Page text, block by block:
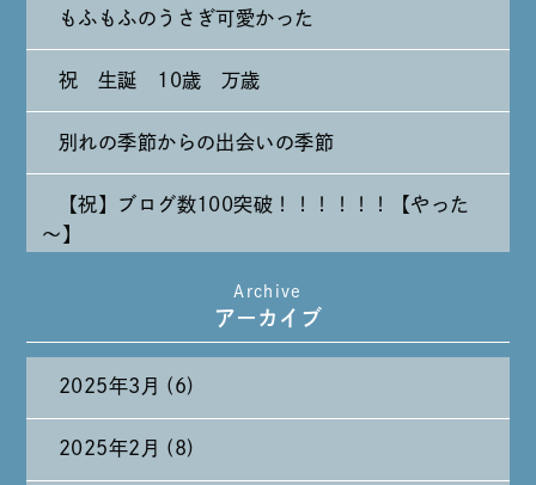
もふもふのうさぎ可愛かった
祝 生誕 10歳 万歳
別れの季節からの出会いの季節
【祝】ブログ数100突破！！！！！！【やった
～】
たまには純喫茶なんて～～～
Archive
アーカイブ
2025年3月 (6)
2025年2月 (8)